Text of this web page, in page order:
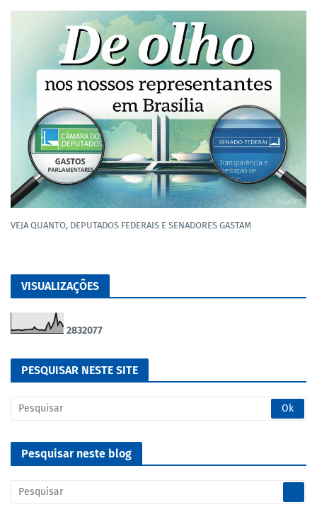
VEJA QUANTO, DEPUTADOS FEDERAIS E SENADORES GASTAM
VISUALIZAÇÕES
2832077
PESQUISAR NESTE SITE
Pesquisar neste blog